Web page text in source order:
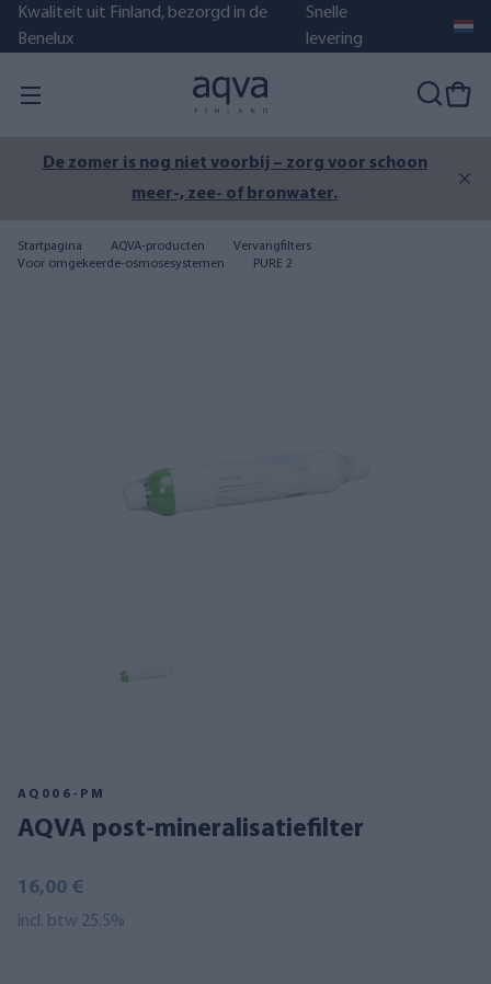
Kwaliteit uit Finland, bezorgd in de
Benelux
Snelle
levering
De zomer is nog niet voorbij – zorg voor schoon
meer-, zee- of bronwater.
Startpagina AQVA-producten
Vervangfilters
Voor omgekeerde-osmosesystemen
PURE 2
AQ006-PM
AQVA post-mineralisatiefilter
16,00 €
incl. btw 25.5%